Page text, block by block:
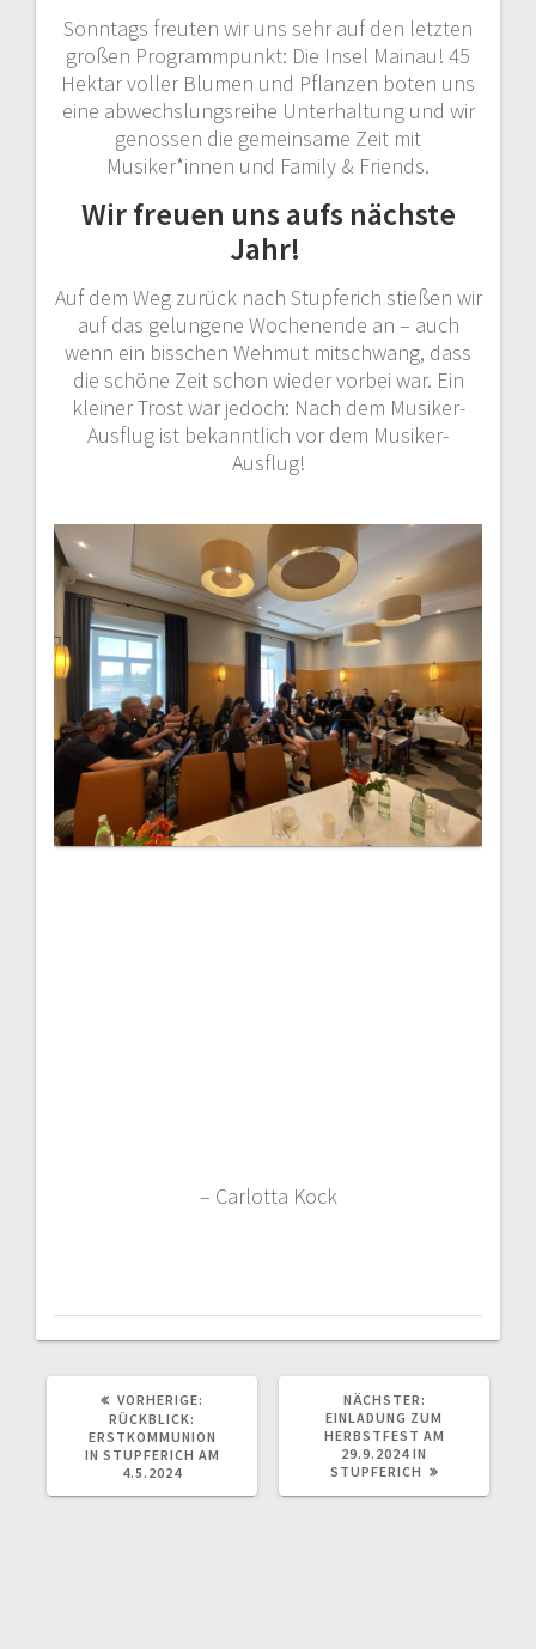
Sonntags freuten wir uns sehr auf den letzten
großen Programmpunkt: Die Insel Mainau! 45
Hektar voller Blumen und Pflanzen boten uns
eine abwechslungsreihe Unterhaltung und wir
genossen die gemeinsame Zeit mit
Musiker*innen und Family & Friends.
Wir freuen uns aufs nächste
Jahr!
Auf dem Weg zurück nach Stupferich stießen wir
auf das gelungene Wochenende an – auch
wenn ein bisschen Wehmut mitschwang, dass
die schöne Zeit schon wieder vorbei war. Ein
kleiner Trost war jedoch: Nach dem Musiker-
Ausflug ist bekanntlich vor dem Musiker-
Ausflug!
– Carlotta Kock
VORHERIGE:
RÜCKBLICK:
ERSTKOMMUNION
IN STUPFERICH AM
4.5.2024
NÄCHSTER:
BEITRAG:
EINLADUNG ZUM
HERBSTFEST AM
29.9.2024 IN
STUPFERICH